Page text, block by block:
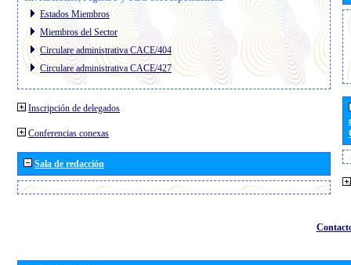
Estados Miembros
Miembros del Sector
Circulare administrativa CACE/404
Circulare administrativa CACE/427
Inscripción de delegados
Conferencias conexas
Sala de redacción